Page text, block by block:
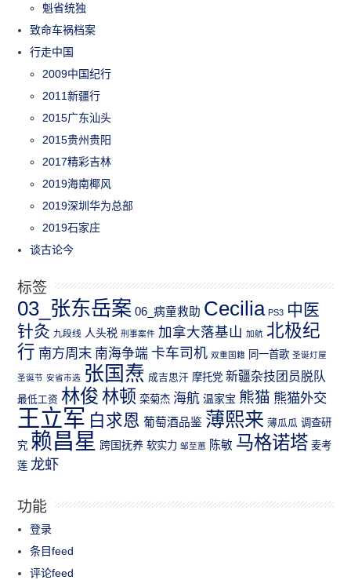
魁省统独
致命车祸档案
行走中国
2009中国纪行
2011新疆行
2015广东汕头
2015贵州贵阳
2017精彩吉林
2019海南椰风
2019深圳华为总部
2019石家庄
谈古论今
标签
03_张东岳案 06_病童救助 Cecilia PS3 中医
针灸 九段线 人头税 刑事案件 加拿大落基山 加航 北极纪
行 南方周末 南海争端 卡车司机 双重国籍 同一首歌 圣诞灯屋
圣诞节 安省市选 张国焘 成吉思汗 摩托党 新疆杂技团员脱队
最低工资 林俊 林顿 栾菊杰 海航 温家宝 熊猫 熊猫外交
王立军 白求恩 葡萄酒品鉴 薄熙来 薄瓜瓜 调查研
究 赖昌星 跨国抚养 软实力 邹至蕙 陈敏 马格诺塔 麦考
莲 龙虾
功能
登录
条目feed
评论feed